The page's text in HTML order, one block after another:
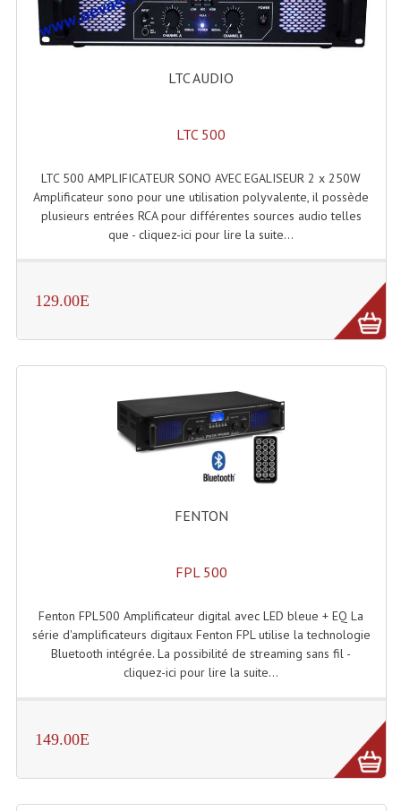
Microphones Scène Et Studio
Micro Sans Fil HF UHF 800MHZ
Micros De Studio
Microphones De Surface
Samplers, Échantillonneurs
Système Sans Fil In-Ear Monitoring
Table Mixages Et Contrôleurs & Consoles
Tables De Mixage DJ
Consoles Sono Et Studio
Consoles Numériques
Consoles Amplifiées
Déco Light
LTC AUDIO
LTC 500
LTC 500 AMPLIFICATEUR SONO AVEC EGALISEUR 2 x 250W
Amplificateur sono pour une utilisation polyvalente, il possède
plusieurs entrées RCA pour différentes sources audio telles
que - cliquez-ici pour lire la suite...
129.00E
FENTON
FPL 500
Fenton FPL500 Amplificateur digital avec LED bleue + EQ La
série d'amplificateurs digitaux Fenton FPL utilise la technologie
Bluetooth intégrée. La possibilité de streaming sans fil -
cliquez-ici pour lire la suite...
149.00E